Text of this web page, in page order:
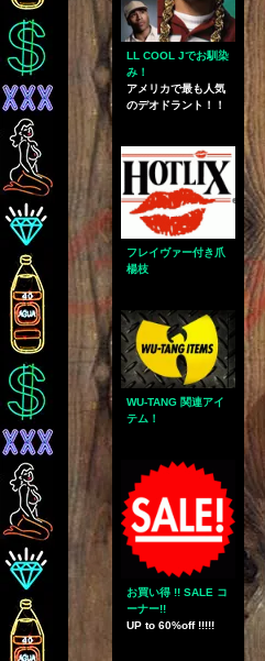
LL COOL Jでお馴染
み！
アメリカで最も人気
のデオドラント！！
フレイヴァー付き爪
楊枝
WU-TANG 関連アイ
テム！
お買い得 !! SALE コ
ーナー!!
UP to 60%off !!!!!